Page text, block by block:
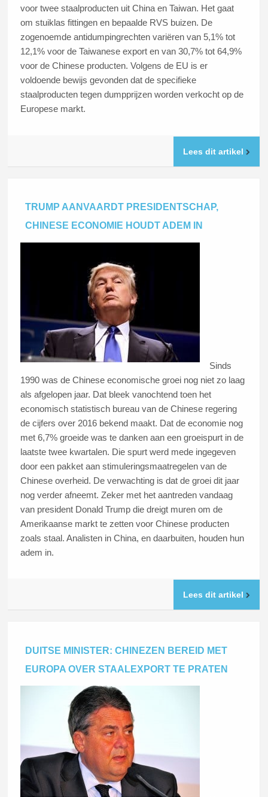
voor twee staalproducten uit China en Taiwan. Het gaat
om stuiklas fittingen en bepaalde RVS buizen. De
zogenoemde antidumpingrechten variëren van 5,1% tot
12,1% voor de Taiwanese export en van 30,7% tot 64,9%
voor de Chinese producten. Volgens de EU is er
voldoende bewijs gevonden dat de specifieke
staalproducten tegen dumpprijzen worden verkocht op de
Europese markt.
Lees dit artikel
TRUMP AANVAARDT PRESIDENTSCHAP,
CHINESE ECONOMIE HOUDT ADEM IN
Sinds
1990 was de Chinese economische groei nog niet zo laag
als afgelopen jaar. Dat bleek vanochtend toen het
economisch statistisch bureau van de Chinese regering
de cijfers over 2016 bekend maakt. Dat de economie nog
met 6,7% groeide was te danken aan een groeispurt in de
laatste twee kwartalen. Die spurt werd mede ingegeven
door een pakket aan stimuleringsmaatregelen van de
Chinese overheid. De verwachting is dat de groei dit jaar
nog verder afneemt. Zeker met het aantreden vandaag
van president Donald Trump die dreigt muren om de
Amerikaanse markt te zetten voor Chinese producten
zoals staal. Analisten in China, en daarbuiten, houden hun
adem in.
Lees dit artikel
DUITSE MINISTER: CHINEZEN BEREID MET
EUROPA OVER STAALEXPORT TE PRATEN